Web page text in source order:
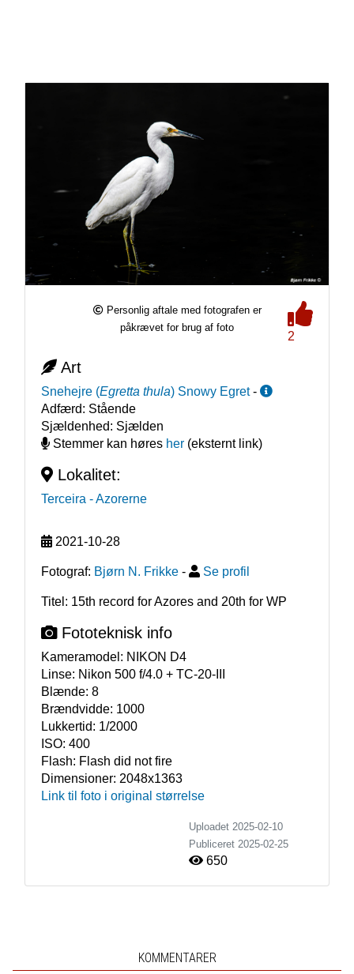
Personlig aftale med fotografen er
påkrævet for brug af foto
2
Art
Snehejre (Egretta thula) Snowy Egret -
Adfærd: Stående
Sjældenhed: Sjælden
Stemmer kan høres her(eksternt link)
Lokalitet:
Terceira - Azorerne
2021-10-28
Fotograf: Bjørn N. Frikke - Se profil
Titel: 15th record for Azores and 20th for WP
Fototeknisk info
Kameramodel: NIKON D4
Linse: Nikon 500 f/4.0 + TC-20-III
Blænde: 8
Brændvidde: 1000
Lukkertid: 1/2000
ISO: 400
Flash: Flash did not fire
Dimensioner: 2048x1363
Link til foto i original størrelse
Uploadet 2025-02-10
Publiceret 2025-02-25
650
KOMMENTARER